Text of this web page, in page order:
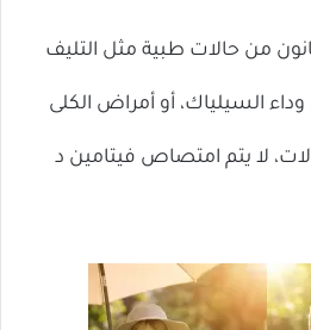
من حالات طبية مثل التليف
السيلياك، أو أمراض الكلى
لا يتم امتصاص فيتامين د